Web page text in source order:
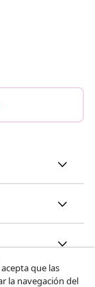
que las
la navegación del